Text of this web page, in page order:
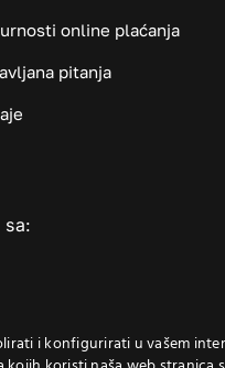
online plaćanja
pitanja
sa:
proizvoda u
i konfigurirati u vašem